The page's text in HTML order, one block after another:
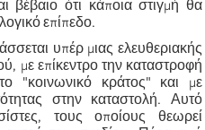
βέβαιο ότι κάποια στιγμή θα
επίπεδο.
υπέρ μιας ελευθεριακής
με επίκεντρο την καταστροφή
"κοινωνικό κράτος" και με
στην καταστολή. Αυτό
τους οποίους θεωρεί